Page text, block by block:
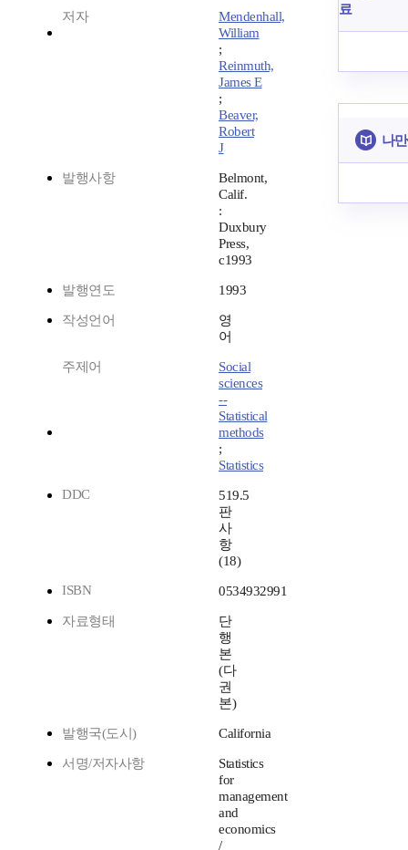
저자
Mendenhall,
William
;
Reinmuth,
James E
;
Beaver,
Robert
J
발행사항
Belmont,
Calif.
:
Duxbury
Press,
c1993
발행연도 1993
작성언어
영
어
주제어
Social
sciences
--
Statistical
methods
;
Statistics
DDC
519.5
판
사
항
(18)
ISBN
0534932991
자료형태
단
행
본
(다
권
본)
발행국(도시) California
서명/저자사항
Statistics
for
management
and
economics
/
료
나